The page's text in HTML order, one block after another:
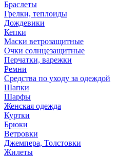
Браслеты
Грелки, теплоиды
Дождевики
Кепки
Маски ветрозащитные
Очки солнцезащитные
Перчатки, варежки
Ремни
Средства по уходу за одеждой
Шапки
Шарфы
Женская одежда
Куртки
Брюки
Ветровки
Джемпера, Толстовки
Жилеты